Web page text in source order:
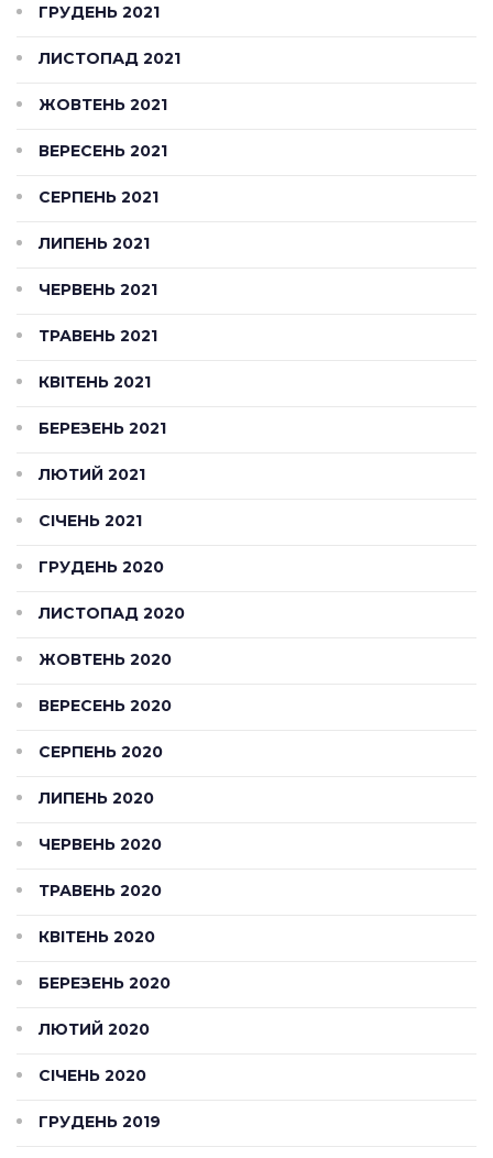
ГРУДЕНЬ 2021
ЛИСТОПАД 2021
ЖОВТЕНЬ 2021
ВЕРЕСЕНЬ 2021
СЕРПЕНЬ 2021
ЛИПЕНЬ 2021
ЧЕРВЕНЬ 2021
ТРАВЕНЬ 2021
КВІТЕНЬ 2021
БЕРЕЗЕНЬ 2021
ЛЮТИЙ 2021
СІЧЕНЬ 2021
ГРУДЕНЬ 2020
ЛИСТОПАД 2020
ЖОВТЕНЬ 2020
ВЕРЕСЕНЬ 2020
СЕРПЕНЬ 2020
ЛИПЕНЬ 2020
ЧЕРВЕНЬ 2020
ТРАВЕНЬ 2020
КВІТЕНЬ 2020
БЕРЕЗЕНЬ 2020
ЛЮТИЙ 2020
СІЧЕНЬ 2020
ГРУДЕНЬ 2019